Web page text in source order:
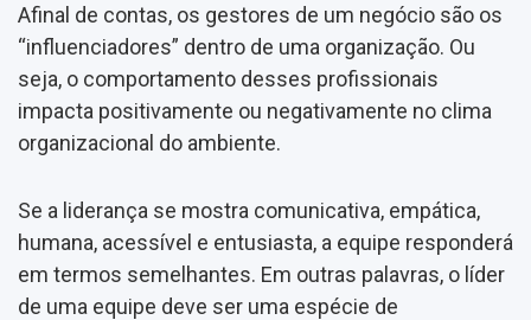
Afinal de contas, os gestores de um negócio são os
“influenciadores” dentro de uma organização. Ou
seja, o comportamento desses profissionais
impacta positivamente ou negativamente no clima
organizacional do ambiente.
Se a liderança se mostra comunicativa, empática,
humana, acessível e entusiasta, a equipe responderá
em termos semelhantes. Em outras palavras, o líder
de uma equipe deve ser uma espécie de